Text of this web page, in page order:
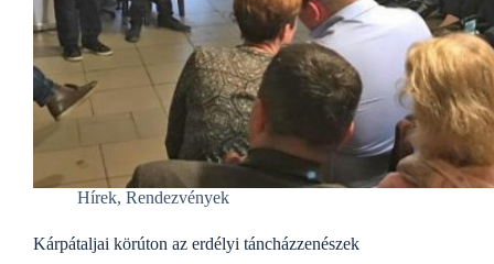
Hírek, Rendezvények
Kárpátaljai körúton az erdélyi táncházzenészek